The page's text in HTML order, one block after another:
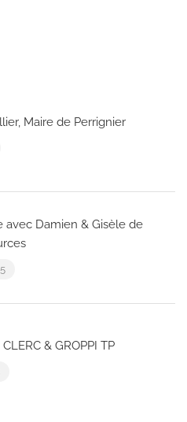
Maire de Perrignier
avec Damien & Gisèle de
& GROPPI TP